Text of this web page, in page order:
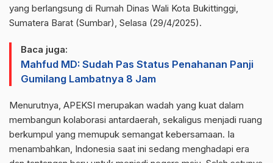
yang berlangsung di Rumah Dinas Wali Kota Bukittinggi,
Sumatera Barat (Sumbar), Selasa (29/4/2025).
Baca juga:
Mahfud MD: Sudah Pas Status Penahanan Panji
Gumilang Lambatnya 8 Jam
Menurutnya, APEKSI merupakan wadah yang kuat dalam
membangun kolaborasi antardaerah, sekaligus menjadi ruang
berkumpul yang memupuk semangat kebersamaan. Ia
menambahkan, Indonesia saat ini sedang menghadapi era